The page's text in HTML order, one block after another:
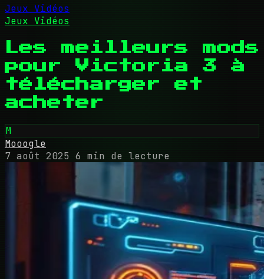
Jeux Vidéos
Jeux Vidéos
Les meilleurs mods
pour Victoria 3 à
télécharger et
acheter
M
Mooogle
7 août 2025 6 min de lecture